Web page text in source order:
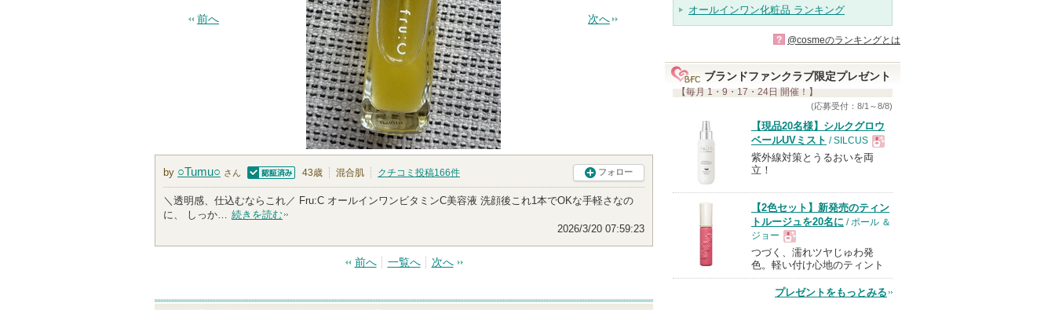
前へ 次へ
by ○Tumu○ さん
認証済
43歳 混合肌 クチコミ投稿166件 フォロー
＼透明感、仕込むならこれ／ Fru:C オールインワンビタミンC美容液 洗顔後これ1本でOKな手軽さなの
に、 しっか… 続きを読む
2026/3/20 07:59:23
前へ 一覧へ 次へ
オールインワン化粧品 ランキング
? @cosmeのランキングとは
ブランドファンクラブ限定プレゼント
【毎月 1・9・17・24日 開催！】
(応募受付：8/1～8/8)
【現品20名様】シルクグロウ
ベールUVミスト / SILCUS
現
品
紫外線対策とうるおいを両
立！
【2色セット】新発売のティン
トルージュを20名に / ポール ＆
ジョー
現
品
つづく、濡れツヤじゅわ発
色。軽い付け心地のティント
プレゼントをもっとみる